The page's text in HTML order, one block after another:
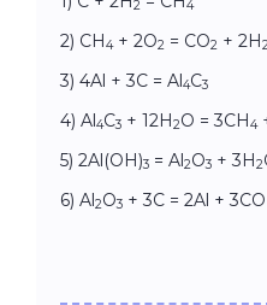
2 4
2) CH4+ 2O2 = CO2 + 2H
3) 4Al + 3C = Al4C3
4) Al4C3 + 12H2O = 3CH4
5) 2Al(OH)3 = Al2O3 + 3H2
6) Al2O3 + 3C = 2Al + 3CO